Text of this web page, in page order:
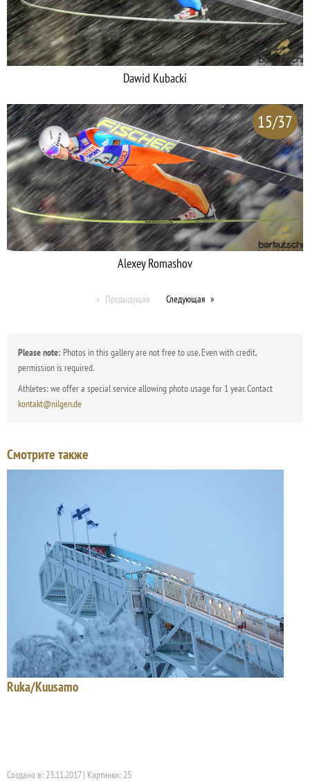
Dawid Kubacki
15/37
Alexey Romashov
Предыдущая Следующая
Please note: Photos in this gallery are not free to use. Even with credit,
permission is required.
Athletes: we offer a special service allowing photo usage for 1 year. Contact
kontakt@nilgen.de
Смотрите также
Ruka/Kuusamo
Создано в: 23.11.2017 | Картинки: 25